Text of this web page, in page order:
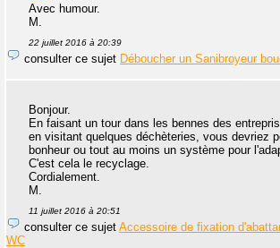
Avec humour.
M.
22 juillet 2016 à 20:39
consulter ce sujet Déboucher un Sanibroyeur
Bonjour.
En faisant un tour dans les bennes des
en visitant quelques déchèteries, vous devriez
bonheur ou tout au moins un système pour
C'est cela le recyclage.
Cordialement.
M.
11 juillet 2016 à 20:51
consulter ce sujet Accessoire de fixation
WC